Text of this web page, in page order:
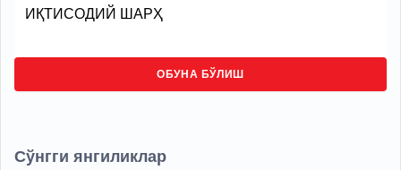
ИҚТИСОДИЙ ШАРҲ
ОБУНА БЎЛИШ
Сўнгги янгиликлар